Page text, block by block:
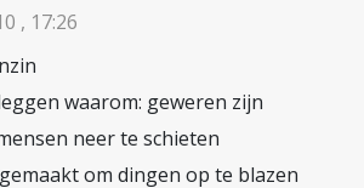
, 17:26
waarom: geweren zijn
neer te schieten
om dingen op te blazen